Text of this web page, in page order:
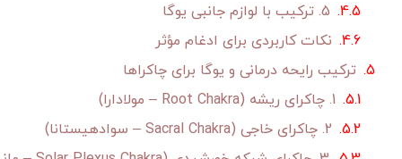
5. ترکیب با لوازم جانبی یوگا
نکات کاربردی برای ادغام مؤثر
ترکیب رایحه درمانی و یوگا برای چاکراها
1. چاکرای ریشه (Root Chakra – مولادارا)
2. چاکرای خاجی (Sacral Chakra – سوادهیستانا)